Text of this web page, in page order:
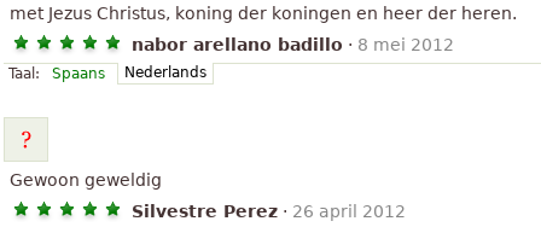
met Jezus Christus, koning der koningen en heer der heren.
nabor arellano badillo · 8 mei 2012
Taal: Spaans Nederlands
Gewoon geweldig
Silvestre Perez · 26 april 2012